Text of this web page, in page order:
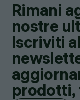
Rimani
nostre
Iscriviti
prodotti,